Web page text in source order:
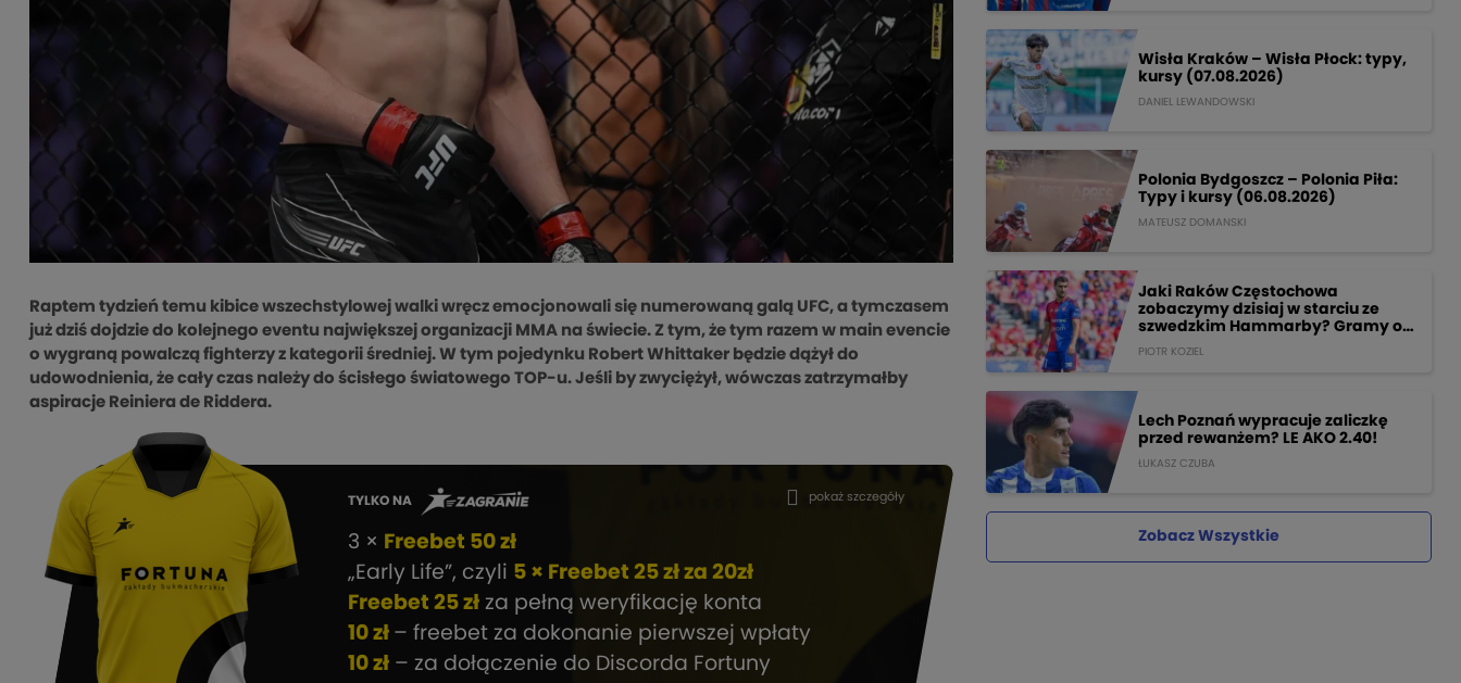
Raptem tydzień temu kibice wszechstylowej walki wręcz emocjonowali się numerowaną galą UFC, a tymczasem
już dziś dojdzie do kolejnego eventu największej organizacji MMA na świecie. Z tym, że tym razem w main evencie
o wygraną powalczą fighterzy z kategorii średniej. W tym pojedynku Robert Whittaker będzie dążył do
udowodnienia, że cały czas należy do ścisłego światowego TOP-u. Jeśli by zwyciężył, wówczas zatrzymałby
aspiracje Reiniera de Riddera.
TYLKO NA
3 × Freebet 50 zł
„Early Life”, czyli 5 × Freebet 25 zł za 20zł
Freebet 25 zł za pełną weryfikację konta
10 zł – freebet za dokonanie pierwszej wpłaty
10 zł – za dołączenie do Discorda Fortuny
pokaż szczegóły
Wisła Kraków – Wisła Płock: typy,
kursy (07.08.2026)
DANIEL LEWANDOWSKI
Polonia Bydgoszcz – Polonia Piła:
Typy i kursy (06.08.2026)
MATEUSZ DOMANSKI
Jaki Raków Częstochowa
zobaczymy dzisiaj w starciu ze
szwedzkim Hammarby? Gramy o
PIOTR KOZIEL
Lech Poznań wypracuje zaliczkę
przed rewanżem? LE AKO 2.40!
ŁUKASZ CZUBA
Zobacz Wszystkie